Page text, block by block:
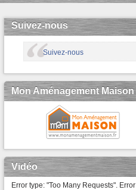
Suivez-nous
Suivez-nous
Mon Aménagement Maison
Vidéo
Error type: "Too Many Requests". Error